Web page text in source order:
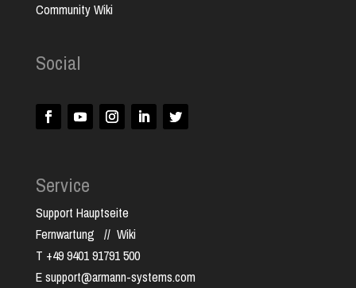
Community Wiki
Social
Service
Support Hauptseite
Fernwartung // Wiki
T +49 9401 91791 500
E support@armann-systems.com